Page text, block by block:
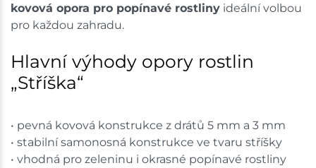
kovová opora pro popínavé rostliny ideální volbou
pro každou zahradu.
Hlavní výhody opory rostlin
„Stříška“
• pevná kovová konstrukce z drátů 5 mm a 3 mm
• stabilní samonosná konstrukce ve tvaru stříšky
• vhodná pro zeleninu i okrasné popínavé rostliny